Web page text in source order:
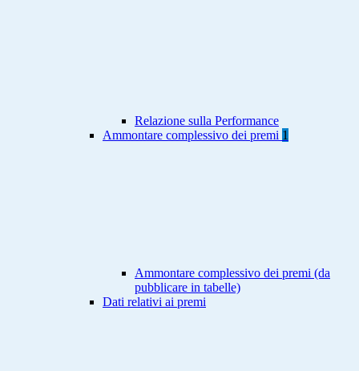
Relazione sulla Performance
Ammontare complessivo dei premi 1
Ammontare complessivo dei premi (da
pubblicare in tabelle)
Dati relativi ai premi